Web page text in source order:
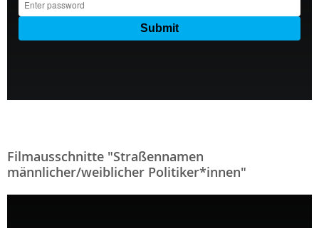
Filmausschnitte "Straßennamen
männlicher/weiblicher Politiker*innen"